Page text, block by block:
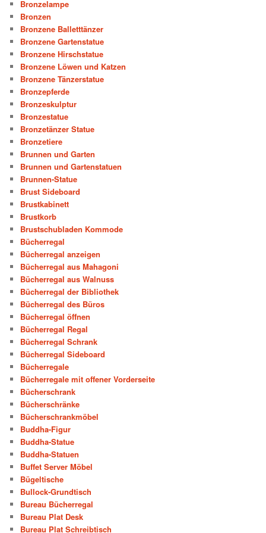
Bronzelampe
Bronzen
Bronzene Balletttänzer
Bronzene Gartenstatue
Bronzene Hirschstatue
Bronzene Löwen und Katzen
Bronzene Tänzerstatue
Bronzepferde
Bronzeskulptur
Bronzestatue
Bronzetänzer Statue
Bronzetiere
Brunnen und Garten
Brunnen und Gartenstatuen
Brunnen-Statue
Brust Sideboard
Brustkabinett
Brustkorb
Brustschubladen Kommode
Bücherregal
Bücherregal anzeigen
Bücherregal aus Mahagoni
Bücherregal aus Walnuss
Bücherregal der Bibliothek
Bücherregal des Büros
Bücherregal öffnen
Bücherregal Regal
Bücherregal Schrank
Bücherregal Sideboard
Bücherregale
Bücherregale mit offener Vorderseite
Bücherschrank
Bücherschränke
Bücherschrankmöbel
Buddha-Figur
Buddha-Statue
Buddha-Statuen
Buffet Server Möbel
Bügeltische
Bullock-Grundtisch
Bureau Bücherregal
Bureau Plat Desk
Bureau Plat Schreibtisch